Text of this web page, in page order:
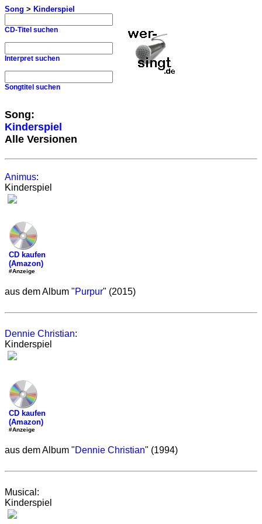
Song > Kinderspiel
CD-Titel suchen
Interpret suchen
Songtitel suchen
Song:
Kinderspiel
Alle Versionen
Animus:
Kinderspiel
CD kaufen
(Amazon)
#Anzeige
aus dem Album "Purpur" (2015)
Dennie Christian:
Kinderspiel
CD kaufen
(Amazon)
#Anzeige
aus dem Album "Dennie Christian" (1994)
Musical:
Kinderspiel